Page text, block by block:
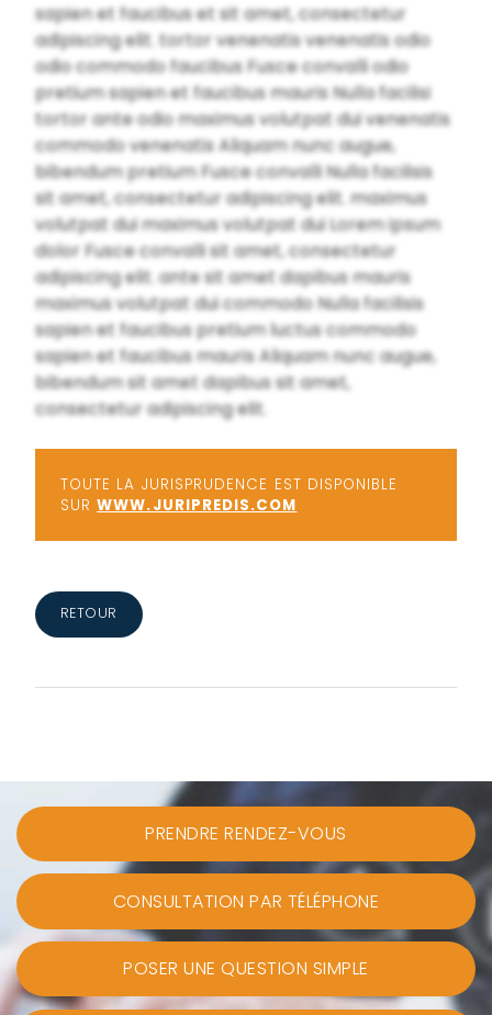
sapien et faucibus et sit amet, consectetur
adipiscing elit. tortor venenatis venenatis odio
odio commodo faucibus Fusce convalli odio
pretium sapien et faucibus mauris Nulla facilisi
tortor ante odio maximus volutpat dui venenatis
commodo venenatis Aliquam nunc augue,
bibendum pretium Fusce convalli Nulla facilisis
sit amet, consectetur adipiscing elit. maximus
volutpat dui maximus volutpat dui Lorem ipsum
dolor Fusce convalli sit amet, consectetur
adipiscing elit. ante sit amet dapibus mauris
maximus volutpat dui commodo Nulla facilisis
sapien et faucibus pretium luctus commodo
sapien et faucibus mauris Aliquam nunc augue,
bibendum sit amet dapibus sit amet,
consectetur adipiscing elit.
TOUTE LA JURISPRUDENCE EST DISPONIBLE
SURWWW.JURIPREDIS.COM
RETOUR
PRENDRE RENDEZ-VOUS
CONSULTATION PAR TÉLÉPHONE
POSER UNE QUESTION SIMPLE